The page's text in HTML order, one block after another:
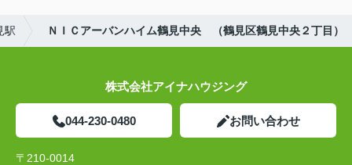
駅 ＮＩＣアーバンハイム鶴見中央 （鶴見区鶴見中央２丁目）
株式会社アイナハウジング
044-230-0480 お問い合わせ
〒210-0014